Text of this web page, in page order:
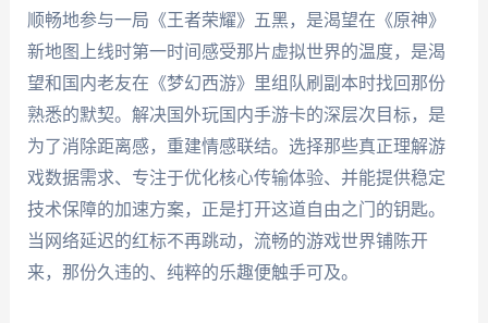
顺畅地参与一局《王者荣耀》五黑，是渴望在《原神》
新地图上线时第一时间感受那片虚拟世界的温度，是渴
望和国内老友在《梦幻西游》里组队刷副本时找回那份
熟悉的默契。解决国外玩国内手游卡的深层次目标，是
为了消除距离感，重建情感联结。选择那些真正理解游
戏数据需求、专注于优化核心传输体验、并能提供稳定
技术保障的加速方案，正是打开这道自由之门的钥匙。
当网络延迟的红标不再跳动，流畅的游戏世界铺陈开
来，那份久违的、纯粹的乐趣便触手可及。